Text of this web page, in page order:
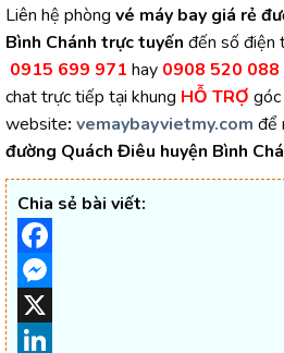
Liên hệ phòng vé máy bay giá rẻ
Bình Chánh trực tuyến đến số điện
0915 699 971 hay 0908 520
chat trực tiếp tại khung HỖ TRỢ góc
website: vemaybayvietmy.com để
đường Quách Điêu huyện Bình
Chia sẻ bài viết:
Facebook
Messenger
X